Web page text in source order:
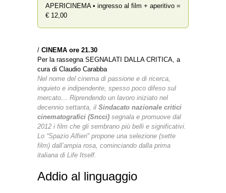
APERICINEMA • ingresso al film + aperitivo =
€ 12,00
/ CINEMA ore 21.30
Per la rassegna SEGNALATI DALLA CRITICA, a
cura di Claudio Carabba
Nel nome del cinema di passione e di ricerca,
inquieto e indipendente, spesso poco difeso sul
mercato… Riprendendo un lavoro iniziato nel
decennio settanta, il Sindacato nazionale critici
cinematografici (Sncci) segnala e promuove dal
2012 i film che gli sembrano più belli e significativi.
Lo “Spazio Alfieri” propone una selezione (sette
film) dall’ampia rosa, cominciando dalla prima
italiana di Life Itself.
Addio al linguaggio